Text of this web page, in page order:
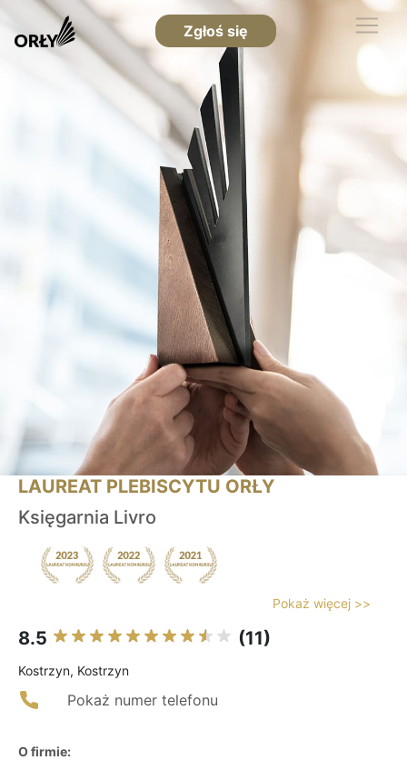
Zgłoś się
LAUREAT PLEBISCYTU ORŁY
Księgarnia Livro
Pokaż więcej >>
8.5 (11)
Kostrzyn, Kostrzyn
Pokaż numer telefonu
O firmie: